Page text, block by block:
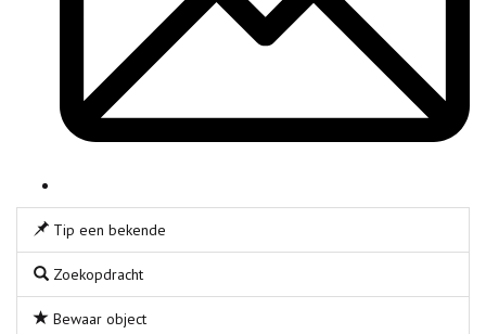
Tip een bekende
Zoekopdracht
Bewaar object